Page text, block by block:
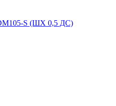
S (ШХ 0,5 ДС)